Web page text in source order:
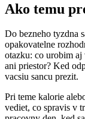
Ako temu
Do bezneho tyzdna
opakovatelne
otazku: co urobim aj
ani priestor? Ked
vacsiu sancu prezit.
Pri teme kalorie
vediet, co spravis v